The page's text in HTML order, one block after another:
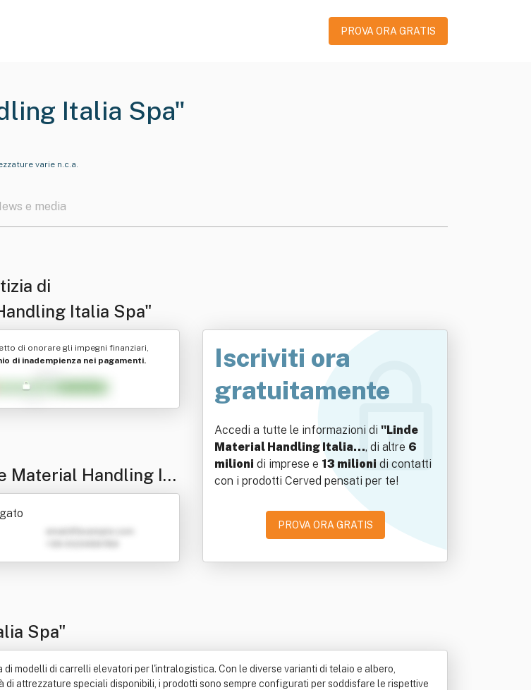
PROVA ORA GRATIS
Italia Spa"
varie n.c.a.
e media
di
Italia Spa"
di onorare gli impegni finanziari,
di inadempienza nei pagamenti.
Material Handling Ita
Iscriviti ora
gratuitamente
Accedi a tutte le informazioni di "Linde
Material Handling Italia…, di altre 6
milioni di imprese e 13 milioni di contatti
con i prodotti Cerved pensati per te!
PROVA ORA GRATIS
Spa"
modelli di carrelli elevatori per l'intralogistica. Con le diverse varianti di telaio e albero,
attrezzature speciali disponibili, i prodotti sono sempre configurati per soddisfare le rispettive